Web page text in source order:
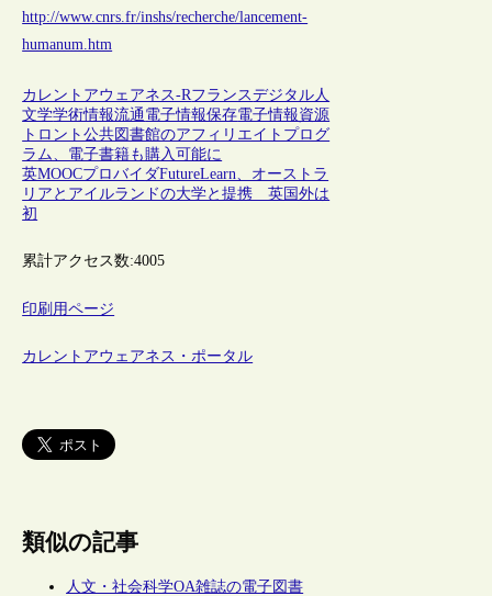
http://www.cnrs.fr/inshs/recherche/lancement-
humanum.htm
カレントアウェアネス-Rフランスデジタル人
文学学術情報流通 電子情報保存電子情報資源
トロント公共図書館のアフィリエイトプログ
ラム、電子書籍も購入可能に
英MOOCプロバイダFutureLearn、オーストラ
リアとアイルランドの大学と提携 英国外は
初
累計アクセス数:4005
印刷用ページ
カレントアウェアネス・ポータル
類似の記事
人文・社会科学OA雑誌の電子図書